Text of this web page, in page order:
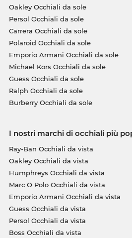
Oakley Occhiali da sole
Persol Occhiali da sole
Carrera Occhiali da sole
Polaroid Occhiali da sole
Emporio Armani Occhiali da sole
Michael Kors Occhiali da sole
Guess Occhiali da sole
Ralph Occhiali da sole
Burberry Occhiali da sole
I nostri marchi di occhiali più
Ray-Ban Occhiali da vista
Oakley Occhiali da vista
Humphreys Occhiali da vista
Marc O Polo Occhiali da vista
Emporio Armani Occhiali da vista
Guess Occhiali da vista
Persol Occhiali da vista
Boss Occhiali da vista